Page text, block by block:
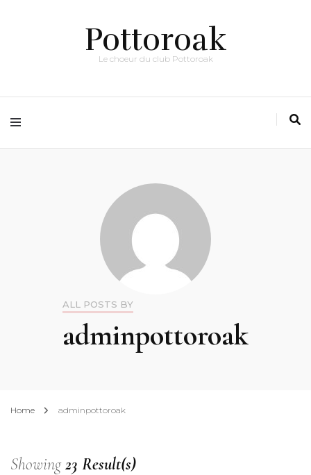
Pottoroak
Le choeur du club Pottoroak
ALL POSTS BY
adminpottoroak
Home adminpottoroak
Showing23 Result(s)